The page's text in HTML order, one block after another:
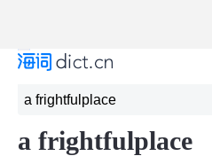
a frightfulplace